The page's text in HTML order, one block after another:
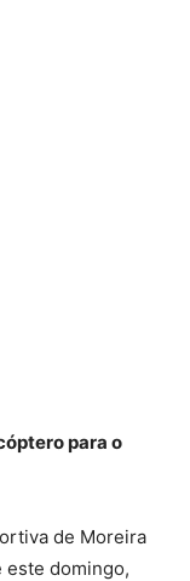
para o
de Moreira
este domingo,